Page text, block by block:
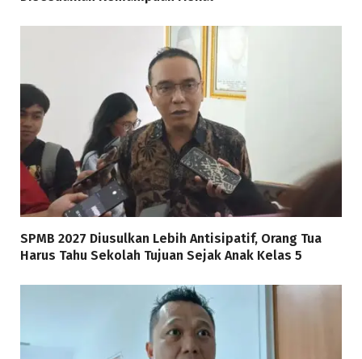
SPMB 2027 Diusulkan Lebih Antisipatif, Orang Tua
Harus Tahu Sekolah Tujuan Sejak Anak Kelas 5